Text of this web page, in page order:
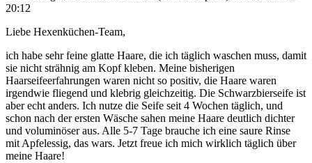
20:12
Liebe Hexenküchen-Team,
ich habe sehr feine glatte Haare, die ich täglich waschen muss, damit
sie nicht strähnig am Kopf kleben. Meine bisherigen
Haarseifeerfahrungen waren nicht so positiv, die Haare waren
irgendwie fliegend und klebrig gleichzeitig. Die Schwarzbierseife ist
aber echt anders. Ich nutze die Seife seit 4 Wochen täglich, und
schon nach der ersten Wäsche sahen meine Haare deutlich dichter
und voluminöser aus. Alle 5-7 Tage brauche ich eine saure Rinse
mit Apfelessig, das wars. Jetzt freue ich mich wirklich täglich über
meine Haare!